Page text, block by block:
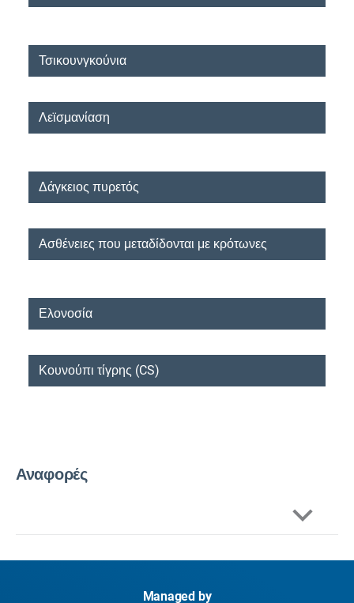
Τσικουνγκούνια
Λεϊσμανίαση
Δάγκειος πυρετός
Ασθένειες που μεταδίδονται με κρότωνες
Ελονοσία
Κουνούπι τίγρης (CS)
Αναφορές
EASAC, 2019,The imperative of climate action to
ανάγκη της δράσης για το κλίμα για την προστασία
Managed by